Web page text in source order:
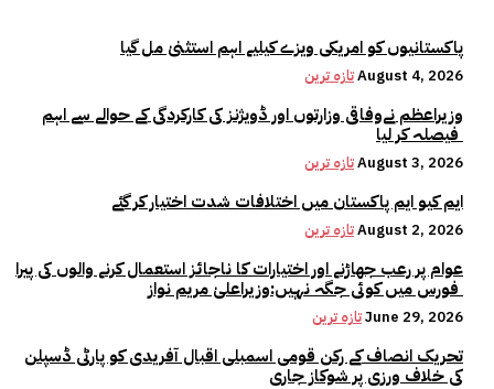
پاکستانیوں کو امریکی ویزے کیلیے اہم استثنیٰ مل گیا
تازہ ترینAugust 4, 2026
وزیراعظم نےوفاقی وزارتوں اور ڈویژنز کی کارکردگی کے حوالے سے اہم
تازہ ترینAugust 3, 2026
ایم کیو ایم پاکستان میں اختلافات شدت اختیار کر گئے
تازہ ترینAugust 2, 2026
عوام پر رعب جھاڑنے اور اختیارات کا ناجائز استعمال کرنے والوں کی پیرا
تازہ ترینJune 29, 2026
تحریک انصاف کے رکن قومی اسمبلی اقبال آفریدی کو پارٹی ڈسپلن
کی خلاف ورزی پر شوکاز جاری